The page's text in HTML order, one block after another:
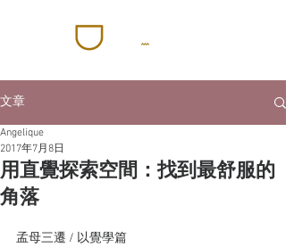
文章
用直覺探索空間：找到最舒服的
角落
Angelique
2017年7月8日
孟母三遷 / 以覺學篇